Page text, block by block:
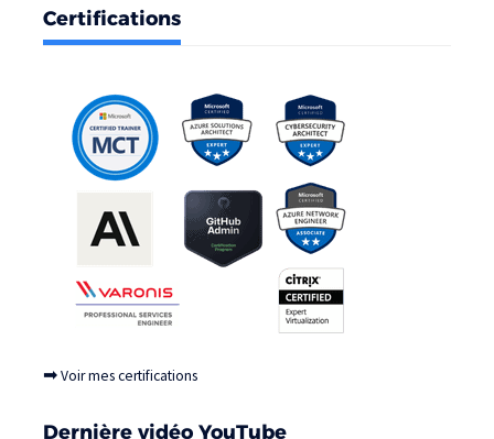
Certifications
➡Voir mes certifications
Dernière vidéo YouTube